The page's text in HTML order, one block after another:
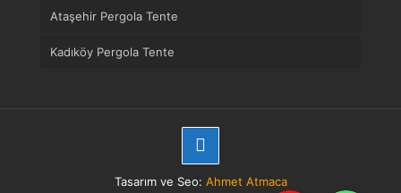
Ataşehir Pergola Tente
Kadıköy Pergola Tente
Tasarım ve Seo: Ahmet Atmaca
Telefon WhatsApp